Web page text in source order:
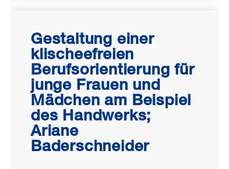
Gestaltung einer
klischeefreien
Berufsorientierung für
junge Frauen und
Mädchen am Beispiel
des Handwerks;
Ariane
Baderschneider